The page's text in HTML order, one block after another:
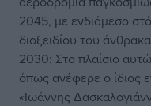
2045, με ενδιάμεσο
διοξειδίου του
2030: Στο πλαίσιο
όπως ανέφερε ο ίδιος
«Ιωάννης